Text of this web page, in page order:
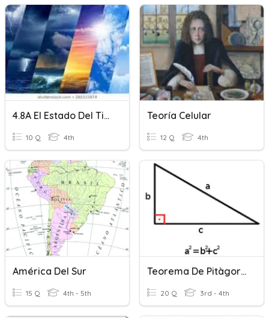
4.8A El Estado Del Tiempo
10 Q 4th
Teoría Celular
12 Q 4th
América Del Sur
15 Q 4th - 5th
Teorema De Pitàgores
20 Q 3rd - 4th